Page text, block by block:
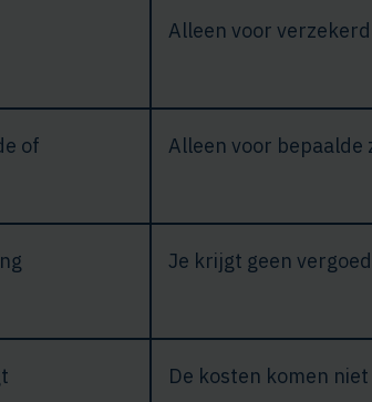
Alleen voor
of
Alleen voor
Je krijgt geen
De kosten komen